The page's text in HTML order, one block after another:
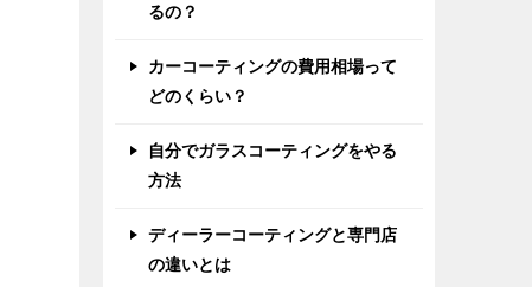
るの？
カーコーティングの費用相場って
どのくらい？
自分でガラスコーティングをやる
方法
ディーラーコーティングと専門店
の違いとは